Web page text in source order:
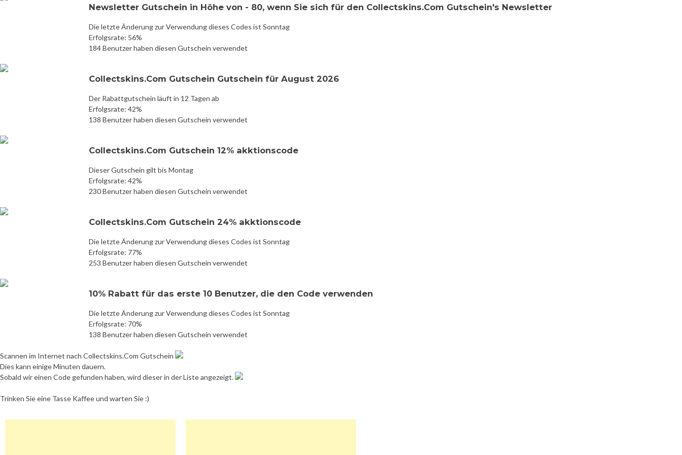
Newsletter Gutschein in Höhe von - 80, wenn Sie sich für den Collectskins.Com Gutschein's Newsletter
Die letzte Änderung zur Verwendung dieses Codes ist Sonntag
Erfolgsrate: 56%
184 Benutzer haben diesen Gutschein verwendet
Collectskins.Com Gutschein Gutschein für August 2026
Der Rabattgutschein läuft in 12 Tagen ab
Erfolgsrate: 42%
138 Benutzer haben diesen Gutschein verwendet
Collectskins.Com Gutschein 12% akktionscode
Dieser Gutschein gilt bis Montag
Erfolgsrate: 42%
230 Benutzer haben diesen Gutschein verwendet
Collectskins.Com Gutschein 24% akktionscode
Die letzte Änderung zur Verwendung dieses Codes ist Sonntag
Erfolgsrate: 77%
253 Benutzer haben diesen Gutschein verwendet
10% Rabatt für das erste 10 Benutzer, die den Code verwenden
Die letzte Änderung zur Verwendung dieses Codes ist Sonntag
Erfolgsrate: 70%
138 Benutzer haben diesen Gutschein verwendet
Scannen im Internet nach Collectskins.Com Gutschein
Dies kann einige Minuten dauern.
Sobald wir einen Code gefunden haben, wird dieser in der Liste angezeigt.
Trinken Sie eine Tasse Kaffee und warten Sie :)